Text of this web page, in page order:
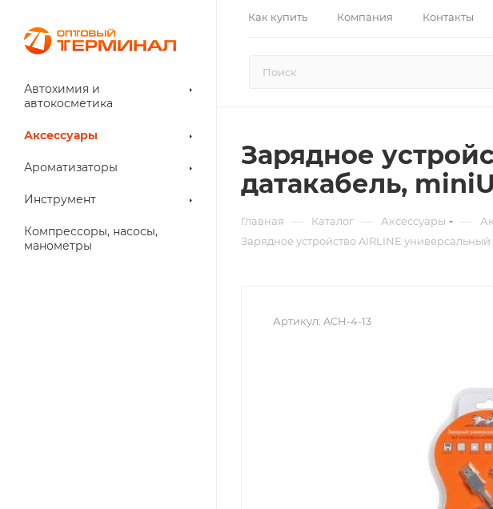
Как купить Компания Контакты
Автохимия и
автокосметика
Аксессуары
Ароматизаторы
Инструмент
Компрессоры, насосы,
манометры
Зарядное
датакабель,
Главная — Каталог — Аксессуары —
Зарядное устройство AIRLINE
Артикул: ACH-4-13